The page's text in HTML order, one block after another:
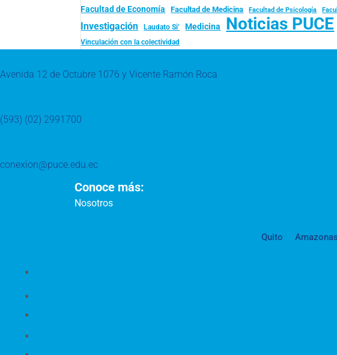
Facultad de Economía Facultad de Medicina Facultad de Psicología
Investigación Laudato Si’ Medicina Noticias PUCE
Vinculación con la colectividad
Avenida 12 de Octubre 1076 y Vicente Ramón Roca
(593) (02) 2991700
conexion@puce.edu.ec
Conoce más:
Nosotros
Quito Amazonas